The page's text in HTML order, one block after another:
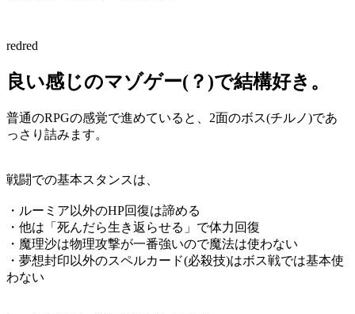
redred
良い感じのマゾゲー(？)で結構好き。
普通のRPGの感覚で進めていると、2面のボス(チルノ)であ
っさり詰みます。
戦闘での基本スタンスは、
・ルーミア以外のHP回復は諦める
・他は「死んだら生き返らせる」で体力回復
・魔理沙は物理攻撃が一番強いので魔法は使わない
・夢想封印以外のスペルカード(必殺技)はボス戦では基本使
わない